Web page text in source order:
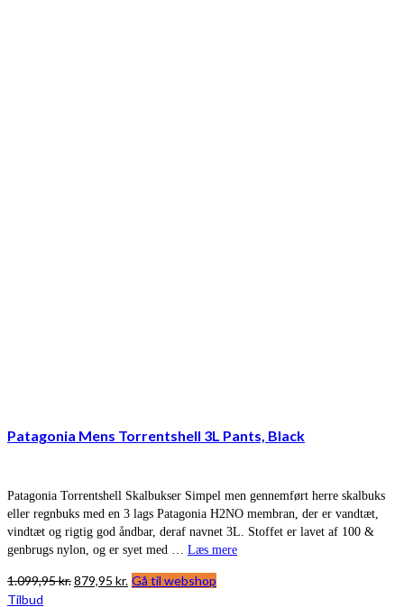
Patagonia Mens Torrentshell 3L Pants, Black
Patagonia Torrentshell Skalbukser Simpel men gennemført herre skalbuks
eller regnbuks med en 3 lags Patagonia H2NO membran, der er vandtæt,
vindtæt og rigtig god åndbar, deraf navnet 3L. Stoffet er lavet af 100 &
genbrugs nylon, og er syet med … Læs mere
1.099,95kr.Den
879,95 kr. Den
Gå til webshop
Tilbud